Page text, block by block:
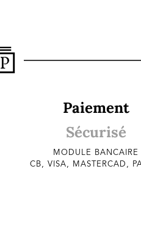
Paiement
Sécurisé
MODULE BANCAIRE
CB, VISA, MASTERCAD,